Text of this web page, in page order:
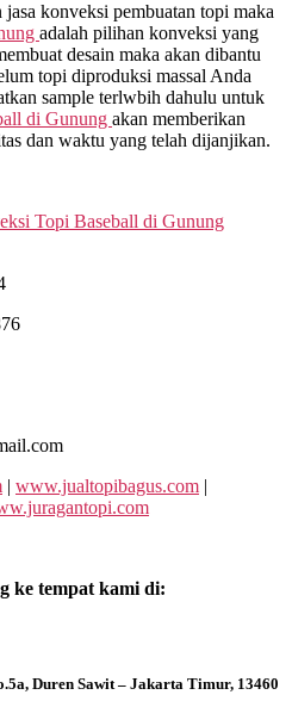
konveksi pembuatan topi maka
adalah pilihan konveksi yang
desain maka akan dibantu
topi diproduksi massal Anda
sample terlwbih dahulu untuk
di Gunung akan memberikan
dan waktu yang telah dijanjikan.
Topi Baseball di Gunung
| www.jualtopibagus.com |
ke tempat kami di:
Duren Sawit – Jakarta Timur, 13460